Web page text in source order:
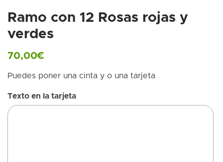
Ramo con 12 Rosas rojas y
verdes
70,00€
Puedes poner una cinta y o una tarjeta
Texto en la tarjeta